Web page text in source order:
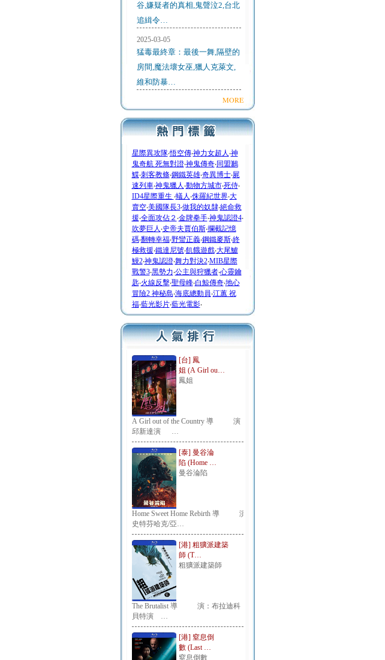
谷,嫌疑者的真相,鬼聲泣2,台北
追緝令…
2025-03-05
猛毒最終章：最後一舞,隔壁的
房間,魔法壞女巫,獵人克萊文,
維和防暴…
MORE
星際異攻隊‧悟空傳‧神力女超人 ‧神
鬼奇航 死無對證‧神鬼傳奇‧同盟鶼
鰈‧刺客教條‧鋼鐵英雄‧奇異博士‧屍
速列車‧神鬼獵人 ‧動物方城市‧死侍‧
ID4星際重生 ‧蟻人 ‧侏羅紀世界‧大
賣空‧美國隊長3‧做我的奴隸‧絕命救
援‧全面攻佔２ ‧金牌拳手‧神鬼認證4‧
吹夢巨人 ‧史帝夫賈伯斯‧攔截記憶
碼‧翻轉幸福‧野蠻正義‧鋼鐵麥斯‧終
極救援‧鐵達尼號‧飢餓遊戲‧大尾鱸
鰻2‧神鬼認證‧舞力對決2‧MIB星際
戰警3‧黑勢力‧公主與狩獵者‧心靈鑰
匙‧火線反擊‧聖母峰‧白鯨傳奇‧地心
冒險2 神秘島‧海底總動員‧江蕙 祝
福‧藍光影片‧藍光電影‧
[台] 鳳
姐 (A Girl ou…
鳳姐
A Girl out of the Country 導 演：
邱新達演 …
[泰] 曼谷淪
陷 (Home …
曼谷淪陷
Home Sweet Home Rebirth 導 演：
史特芬哈克/亞…
[港] 粗獷派建築
師 (T…
粗獷派建築師
The Brutalist 導 演：布拉迪科
貝特演 …
[港] 窒息倒
數 (Last …
窒息倒數